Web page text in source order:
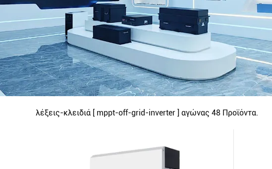
λέξεις-κλειδιά [ mppt-off-grid-inverter ] αγώνας 48 Προϊόντα.